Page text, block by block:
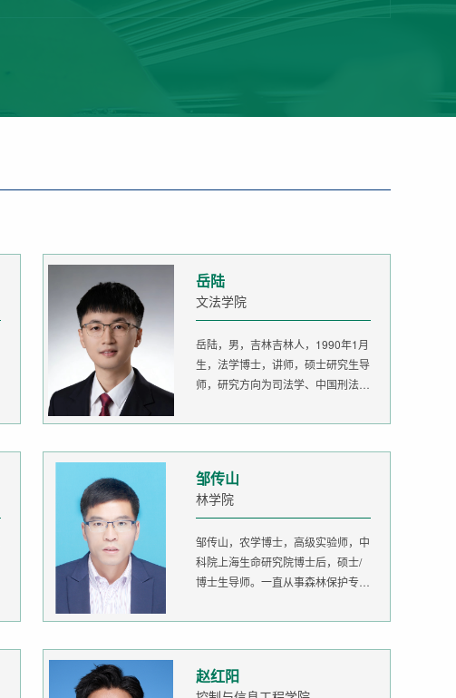
岳陆
文法学院
岳陆，男，吉林吉林人，1990年1月
生，法学博士，讲师，硕士研究生导
师，研究方向为司法学、中国刑法
邹传山
林学院
邹传山，农学博士，高级实验师，中
科院上海生命研究院博士后，硕士/
博士生导师。一直从事森林保护专业
赵红阳